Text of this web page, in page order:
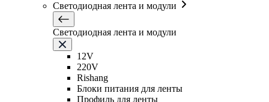
Светодиодная лента и модули
Светодиодная лента и модули
12V
220V
Rishang
Блоки питания для ленты
Профиль для ленты